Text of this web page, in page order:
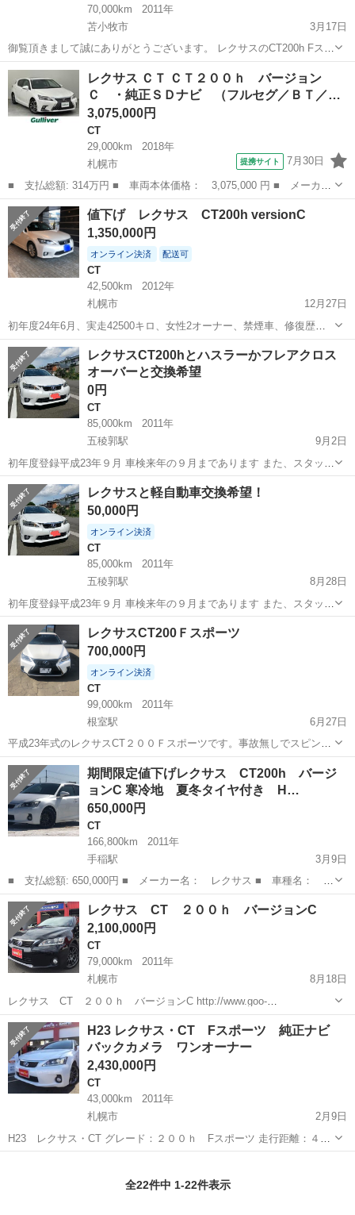
70,000km
2011年
苫小牧市
3月17日
御覧頂きまして誠にありがとうございます。 レクサスのCT200h Fスポ
ーツの出品になります。 重量税も15000円と安く燃費も良く維持費も
安いです。 機関は大体30プリウスと同等ですが レクサスだけあってプ
リウスより乗り...
北海道 苫小牧市
レクサス ＣＴ ＣＴ２００ｈ バージョン
Ｃ ・純正ＳＤナビ （フルセグ／ＢＴ／…
3,075,000円
CT
29,000km
2018年
札幌市
提携サイト 7月30日
■ 支払総額: 314万円 ■ 車両本体価格： 3,075,000 円 ■ メーカー
名： レクサス ■ 車種名： ＣＴ ■ グレード名： ＣＴ２００
ｈ バージョンＣ ・純正ＳＤナビ （フルセグ／ＢＴ／ＣＤ／ＤＶ
Ｄ／Ｂｌｕ－...
北海道 札幌市 CT
値下げ レクサス CT200h versionC
1,350,000円
オンライン決済 配送可
CT
42,500km
2012年
札幌市
12月27日
初年度24年6月、実走42500キロ、女性2オーナー、禁煙車、修復歴な
し北海道 札幌市 CT
レクサスCT200hとハスラーかフレアクロス
オーバーと交換希望
0円
CT
85,000km
2011年
五稜郭駅
9月2日
初年度登録平成23年９月 車検来年の９月まであります また、スタッド
レス４年目ホイル付きあります 昨年の冬あまり乗っていないので、今
年も大丈夫だと思いますよ ただ、夏タイヤがひび割れしてきているの
で、今年で終わりです 距...
北海道 函館市 五稜郭駅 CT フレア
レクサスと軽自動車交換希望！
50,000円
オンライン決済
CT
85,000km
2011年
五稜郭駅
8月28日
初年度登録平成23年９月 車検来年の９月まであります また、スタッド
レス４年目ホイル付きあります 昨年の冬あまり乗っていないので、今
年も大丈夫だと思いますよ 距離約8万5千キロ 栃木県で乗っていた車を
函館で３年乗りました...
北海道 函館市 五稜郭駅 エンジン
レクサスCT200Ｆスポーツ
700,000円
オンライン決済
CT
99,000km
2011年
根室駅
6月27日
平成23年式のレクサスCT２００Ｆスポーツです。事故無しでスピンド
ルグリルに交換しています。車検が今年の9月まで残っています。走行
距離は今現在9900キロ位です。よろしくお願いします。写真に写って
るのはスタッドレス用アルミな...
北海道 根室市 根室駅 CT 走行距離
期間限定値下げレクサス CT200h バージ
ョンC 寒冷地 夏冬タイヤ付き H…
650,000円
CT
166,800km
2011年
手稲駅
3月9日
■ 支払総額: 650,000円 ■ メーカー名： レクサス ■ 車種名： Ｃ
Ｔ ■ グレード名： ＣＴ２００ｈ バージョンＣ 寒冷地仕様 ド
ライブレコーダー レーダー探知機 ＨＤＤナビ フルセグＴＶ バ
ックカメラ パ...
北海道 札幌市 手稲駅
レクサス CT ２００ｈ バージョンC
2,100,000円
CT
79,000km
2011年
札幌市
8月18日
レクサス CT ２００ｈ バージョンC http://www.goo-
net.com/usedcar/spread/goo/10/700031001030170810005.html 各種低
金利ローン取り扱い！ ...
北海道 札幌市
H23 レクサス・CT Fスポーツ 純正ナビ
バックカメラ ワンオーナー
2,430,000円
CT
43,000km
2011年
札幌市
2月9日
H23 レクサス・CT グレード：２００ｈ Fスポーツ 走行距離：４３
０００キロ 車検：30年11月まで 修復歴：なし 装備：純正ナビ TV
全22件中 1-22件表示